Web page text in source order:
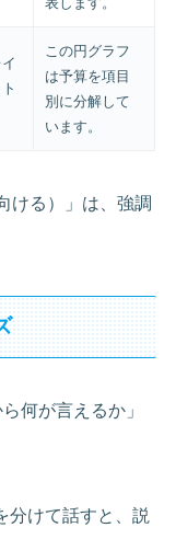
この円グラフ
は予算を項目
別に分解して
います。
ける）」は、強調
何が言えるか」
分けて話すと、説